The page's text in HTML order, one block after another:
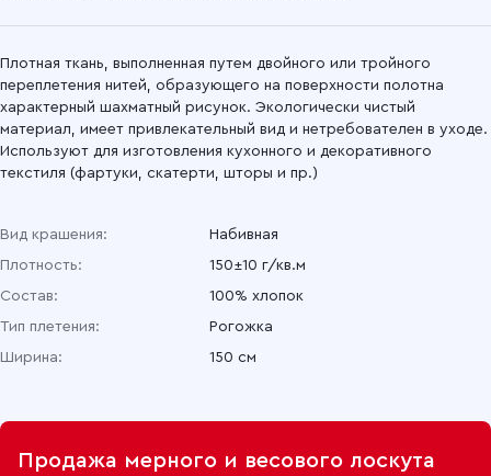
Плотная ткань, выполненная путем двойного или тройного
переплетения нитей, образующего на поверхности полотна
характерный шахматный рисунок. Экологически чистый
материал, имеет привлекательный вид и нетребователен в уходе.
Используют для изготовления кухонного и декоративного
текстиля (фартуки, скатерти, шторы и пр.)
Вид крашения:
Набивная
Плотность:
150±10 г/кв.м
Состав:
100% хлопок
Тип плетения:
Рогожка
Ширина:
150 см
Продажа мерного и весового лоскута